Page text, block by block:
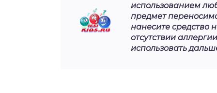
использованием
предмет
нанесите средство
отсутствии
использовать